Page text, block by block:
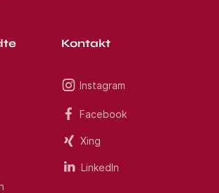
Kontakt
Instagram
Facebook
Xing
LinkedIn